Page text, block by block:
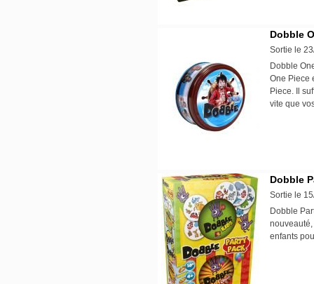
Dobble
Sortie le
Dobble
One Piece
Piece. Il
vite que
Dobble
Sortie le
Dobble
enfants